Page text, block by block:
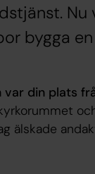
bygga
din plats
älskade